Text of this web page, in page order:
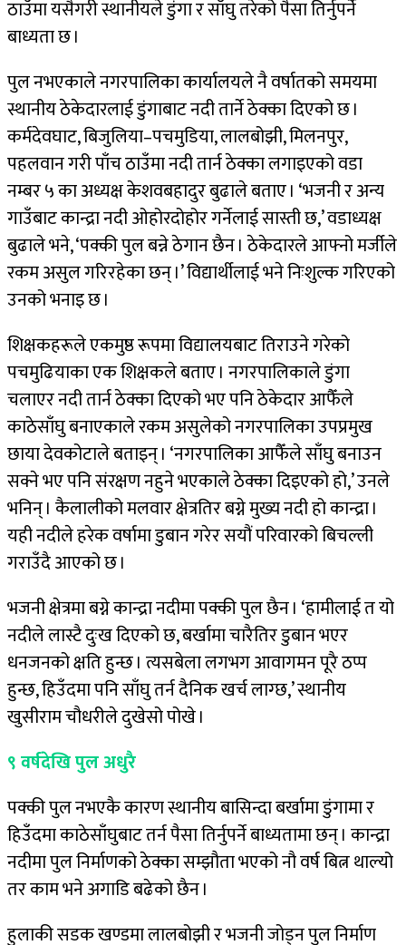
ठाउँमा यसैगरी स्थानीयले डुंगा र साँघु तरेको पैसा तिर्नुपर्ने
बाध्यता छ ।
पुल नभएकाले नगरपालिका कार्यालयले नै वर्षातको समयमा
स्थानीय ठेकेदारलाई डुंगाबाट नदी तार्ने ठेक्का दिएको छ ।
कर्मदेवघाट, बिजुलिया–पचमुडिया, लालबोझी, मिलनपुर,
पहलवान गरी पाँच ठाउँमा नदी तार्न ठेक्का लगाइएको वडा
नम्बर ५ का अध्यक्ष केशवबहादुर बुढाले बताए । ‘भजनी र अन्य
गाउँबाट कान्द्रा नदी ओहोरदोहोर गर्नेलाई सास्ती छ,’ वडाध्यक्ष
बुढाले भने, ‘पक्की पुल बन्ने ठेगान छैन । ठेकेदारले आफ्नो मर्जीले
रकम असुल गरिरहेका छन् ।’ विद्यार्थीलाई भने निःशुल्क गरिएको
उनको भनाइ छ ।
शिक्षकहरूले एकमुष्ठ रूपमा विद्यालयबाट तिराउने गरेको
पचमुढियाका एक शिक्षकले बताए । नगरपालिकाले डुंगा
चलाएर नदी तार्न ठेक्का दिएको भए पनि ठेकेदार आफैँले
काठेसाँघु बनाएकाले रकम असुलेको नगरपालिका उपप्रमुख
छाया देवकोटाले बताइन् । ‘नगरपालिका आफैँले साँघु बनाउन
सक्ने भए पनि संरक्षण नहुने भएकाले ठेक्का दिइएको हो,’ उनले
भनिन् । कैलालीको मलवार क्षेत्रतिर बग्ने मुख्य नदी हो कान्द्रा ।
यही नदीले हरेक वर्षामा डुबान गरेर सयौं परिवारको बिचल्ली
गराउँदै आएको छ ।
भजनी क्षेत्रमा बग्ने कान्द्रा नदीमा पक्की पुल छैन । ‘हामीलाई त यो
नदीले लास्टै दुःख दिएको छ, बर्खामा चारैतिर डुबान भएर
धनजनको क्षति हुन्छ । त्यसबेला लगभग आवागमन पूरै ठप्प
हुन्छ, हिउँदमा पनि साँघु तर्न दैनिक खर्च लाग्छ,’ स्थानीय
खुसीराम चौधरीले दुखेसो पोखे ।
९ वर्षदेखि पुल अधुरै
पक्की पुल नभएकै कारण स्थानीय बासिन्दा बर्खामा डुंगामा र
हिउँदमा काठेसाँघुबाट तर्न पैसा तिर्नुपर्ने बाध्यतामा छन् । कान्द्रा
नदीमा पुल निर्माणको ठेक्का सम्झौता भएको नौ वर्ष बित्न थाल्यो
तर काम भने अगाडि बढेको छैन ।
हुलाकी सडक खण्डमा लालबोझी र भजनी जोड्न पुल निर्माण